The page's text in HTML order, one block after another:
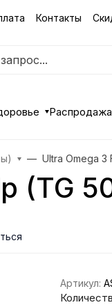
Контакты
Распродажа
Ultra Omega 3
(TG
Артикул: